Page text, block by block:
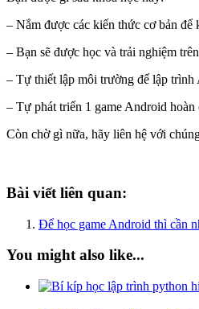
– Nắm được các kiến thức cơ bản
– Bạn sẽ được học và trải nghiệm
– Tự thiết lập môi trường để lập trình
– Tự phát triển 1 game Android hoàn
Còn chờ gì nữa, hãy liên hệ với
Bài viết liên quan:
Để học game Android thì cần
You might also like...